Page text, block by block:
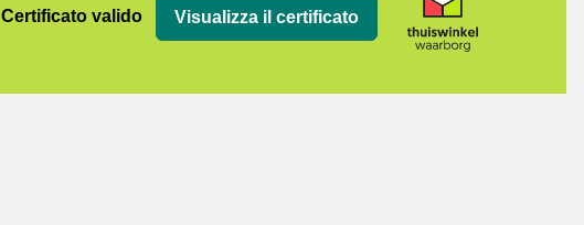
Certificato valido Visualizza il certificato